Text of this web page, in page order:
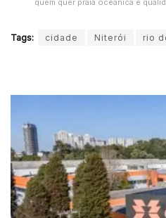
quem quer praia oceânica e
Tags: cidade Niterói rio